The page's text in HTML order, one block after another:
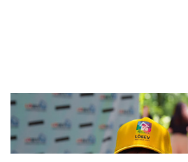
LÖSEV’den Kocaeli’de